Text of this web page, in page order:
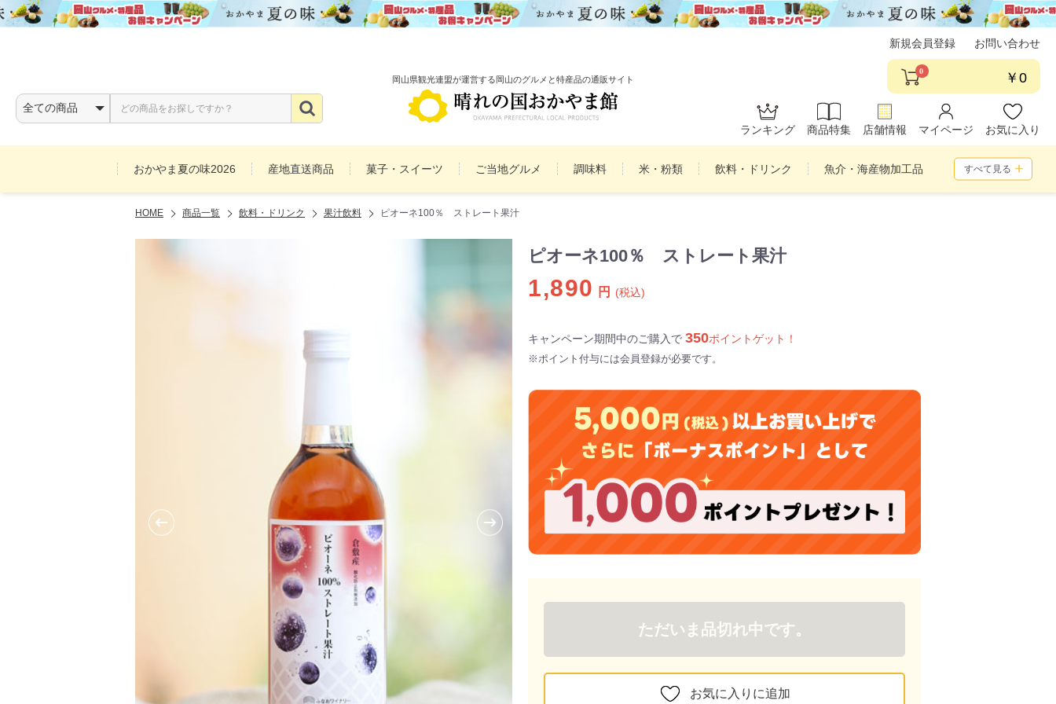
岡山県観光連盟が運営する岡山のグルメと特産品の通販サイト
新規会員登録 お問い合わせ
0 ￥0
ランキング 商品特集 店舗情報 マイページ お気に入り
おかやま夏の味2026 産地直送商品 菓子・スイーツ ご当地グルメ 調味料 米・粉類 飲料・ドリンク 魚介・海産物加工品
お酒 備前焼 雑貨 民工芸品
すべて見る
HOME 商品一覧 飲料・ドリンク 果汁飲料 ピオーネ100％ ストレート果汁
ピオーネ100％ ストレート果汁
1,890 円 (税込)
キャンペーン期間中のご購入で 350ポイントゲット！
※ポイント付与には会員登録が必要です。
ただいま品切れ中です。
お気に入りに追加